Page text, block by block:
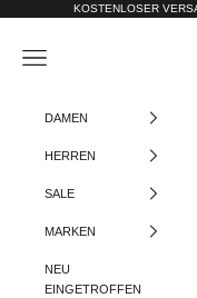
Zum Inhalt springenKOSTENLOSER
Menü
DAMEN
HERREN
SALE
MARKEN
NEU
EINGETROFFEN